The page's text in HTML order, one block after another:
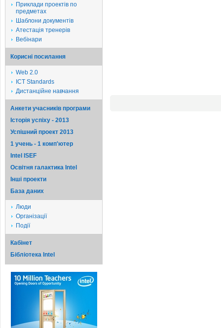
Приклади проектів по
предметах
Шаблони документів
Атестація тренерів
Вебінари
Корисні посилання
Web 2.0
ICT Standards
Дистанційне навчання
Анкети учасників програми
Історія успіху - 2013
Успішний проект 2013
1 учень - 1 комп'ютер
Intel ISEF
Освітня галактика Intel
Iншi проекти
База даних
Люди
Організації
Події
Кабінет
Бібліотека Intel